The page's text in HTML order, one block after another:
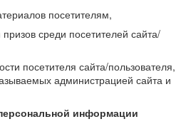
посетителям,
среди посетителей сайта/
посетителя сайта/пользователя,
администрацией сайта и
информации